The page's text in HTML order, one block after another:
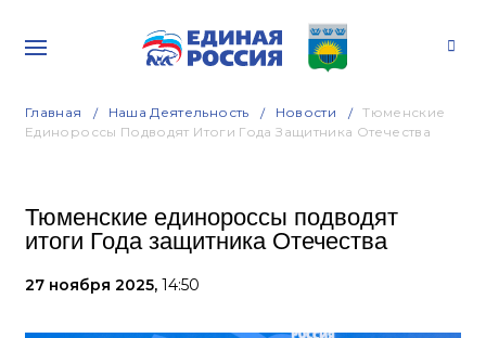
Главная Наша Деятельность Новости
Тюменские
Единороссы Подводят Итоги Года Защитника Отечества
Тюменские единороссы подводят
итоги Года защитника Отечества
27 ноября 2025, 14:50